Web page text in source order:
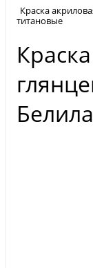
Краска
титановые